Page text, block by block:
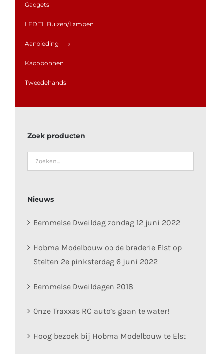
Gadgets
LED TL Buizen/Lampen
Aanbieding
Kadobonnen
Tweedehands
Zoek producten
Nieuws
Bemmelse Dweildag zondag 12 juni 2022
Hobma Modelbouw op de braderie Elst op
Stelten 2e pinksterdag 6 juni 2022
Bemmelse Dweildagen 2018
Onze Traxxas RC auto’s gaan te water!
Hoog bezoek bij Hobma Modelbouw te Elst